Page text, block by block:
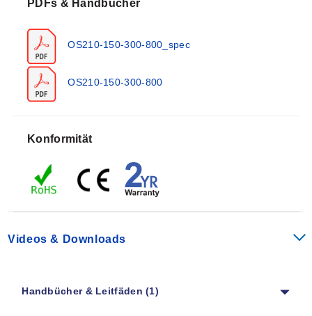
Vierdraht-IR-Sensoren übertragen die Zieltemperatur
als 0 bis 50 mV oder Thermoelement-Ausgang (Typ J,
K oder T) sowie die interne Sensortemperatur als 4 bis
20 mA Ausgang. Dieser zweite Ausgang kann
verwendet werden, um sicherzustellen, dass der
verhindert werden. Er kann auch eine ungefähre
Anzeige der Lufttemperatur rund um den Sensor liefern.
IR-Sensoren sind mit präzisen Germaniumlinsen für
genaue Optik ausgestattet.
Wiederholgenauigkeit:± 0,5 % des Messwerts oder ±
PDFs & Handbücher
OS210-150-300-800_spec
OS210-150-300-800
Konformität
Videos & Downloads
Handbücher & Leitfäden (1)